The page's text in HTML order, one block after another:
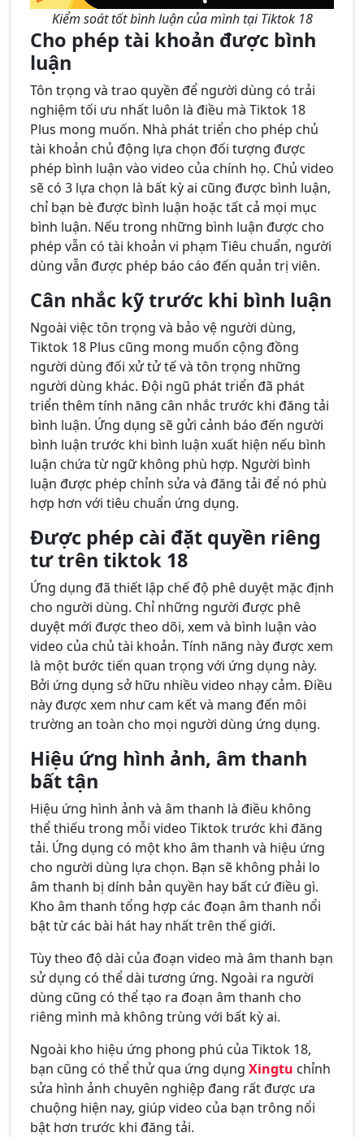
Kiểm soát tốt bình luận của mình tại Tiktok 18
Cho phép tài khoản được bình
luận
Tôn trọng và trao quyền để người dùng có trải
nghiệm tối ưu nhất luôn là điều mà Tiktok 18
Plus mong muốn. Nhà phát triển cho phép chủ
tài khoản chủ động lựa chọn đối tượng được
phép bình luận vào video của chính họ. Chủ video
sẽ có 3 lựa chọn là bất kỳ ai cũng được bình luận,
chỉ bạn bè được bình luận hoặc tất cả mọi mục
bình luận. Nếu trong những bình luận được cho
phép vẫn có tài khoản vi phạm Tiêu chuẩn, người
dùng vẫn được phép báo cáo đến quản trị viên.
Cân nhắc kỹ trước khi bình luận
Ngoài việc tôn trọng và bảo vệ người dùng,
Tiktok 18 Plus cũng mong muốn cộng đồng
người dùng đối xử tử tế và tôn trọng những
người dùng khác. Đội ngũ phát triển đã phát
triển thêm tính năng cân nhắc trước khi đăng tải
bình luận. Ứng dụng sẽ gửi cảnh báo đến người
bình luận trước khi bình luận xuất hiện nếu bình
luận chứa từ ngữ không phù hợp. Người bình
luận được phép chỉnh sửa và đăng tải để nó phù
hợp hơn với tiêu chuẩn ứng dụng.
Được phép cài đặt quyền riêng
tư trên tiktok 18
Ứng dụng đã thiết lập chế độ phê duyệt mặc định
cho người dùng. Chỉ những người được phê
duyệt mới được theo dõi, xem và bình luận vào
video của chủ tài khoản. Tính năng này được xem
là một bước tiến quan trọng với ứng dụng này.
Bởi ứng dụng sở hữu nhiều video nhạy cảm. Điều
này được xem như cam kết và mang đến môi
trường an toàn cho mọi người dùng ứng dụng.
Hiệu ứng hình ảnh, âm thanh
bất tận
Hiệu ứng hình ảnh và âm thanh là điều không
thể thiếu trong mỗi video Tiktok trước khi đăng
tải. Ứng dụng có một kho âm thanh và hiệu ứng
cho người dùng lựa chọn. Bạn sẽ không phải lo
âm thanh bị dính bản quyền hay bất cứ điều gì.
Kho âm thanh tổng hợp các đoạn âm thanh nổi
bật từ các bài hát hay nhất trên thế giới.
Tùy theo độ dài của đoạn video mà âm thanh bạn
sử dụng có thể dài tương ứng. Ngoài ra người
dùng cũng có thể tạo ra đoạn âm thanh cho
riêng mình mà không trùng với bất kỳ ai.
Ngoài kho hiệu ứng phong phú của Tiktok 18,
bạn cũng có thể thử qua ứng dụng Xingtu chỉnh
sửa hình ảnh chuyên nghiệp đang rất được ưa
chuộng hiện nay, giúp video của bạn trông nổi
bật hơn trước khi đăng tải.